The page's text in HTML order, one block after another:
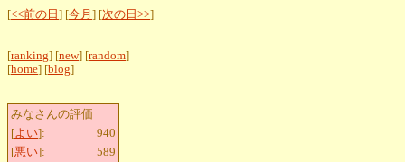
[<<前の日 ] [今月 ] [次の日>>]
[ranking] [new] [random]
[home] [blog]
みなさんの評価
[よい]:
940
[悪い]:
589